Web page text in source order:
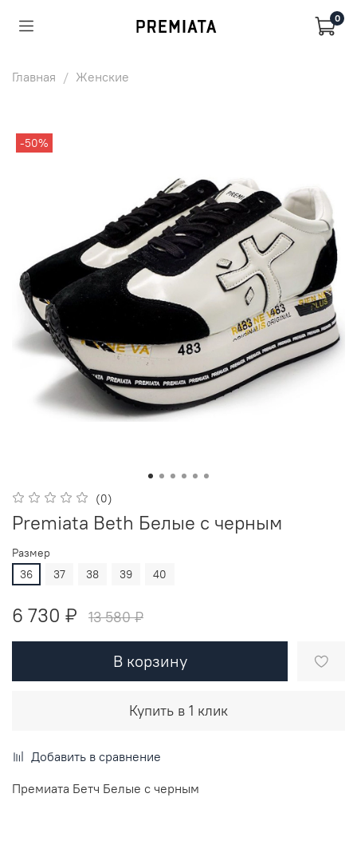
0
Главная Женские
-50%
(0)
Premiata Beth Белые с черным
Размер
36
37 38 39 40
6 730 ₽ 13 580 ₽
В корзину
Купить в 1 клик
Добавить в сравнение
Премиата Бетч Белые с черным